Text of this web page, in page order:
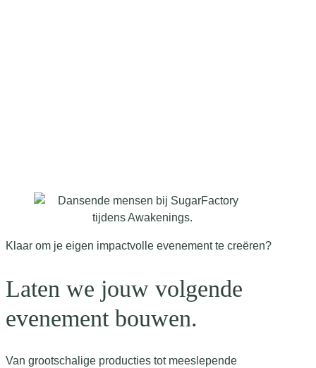
Klaar om je eigen impactvolle evenement te creëren?
Laten we jouw volgende
evenement bouwen.
Van grootschalige producties tot meeslepende